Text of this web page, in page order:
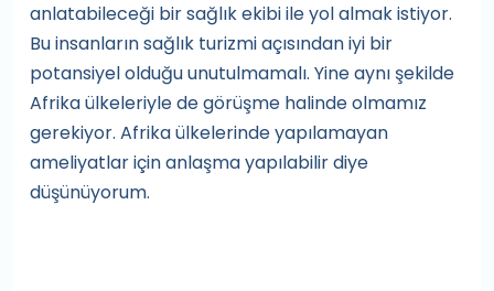
anlatabileceği bir sağlık ekibi ile yol almak istiyor.
Bu insanların sağlık turizmi açısından iyi bir
potansiyel olduğu unutulmamalı. Yine aynı şekilde
Afrika ülkeleriyle de görüşme halinde olmamız
gerekiyor. Afrika ülkelerinde yapılamayan
ameliyatlar için anlaşma yapılabilir diye
düşünüyorum.